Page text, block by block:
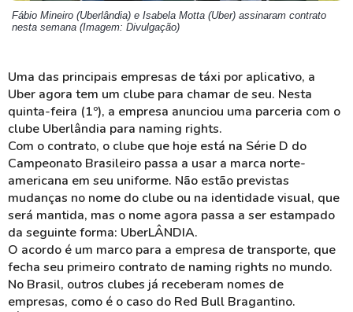
Fábio Mineiro (Uberlândia) e Isabela Motta (Uber) assinaram contrato
nesta semana (Imagem: Divulgação)
Uma das principais empresas de táxi por aplicativo, a
Uber agora tem um clube para chamar de seu. Nesta
quinta-feira (1º), a empresa anunciou uma parceria com o
clube Uberlândia para naming rights.
Com o contrato, o clube que hoje está na Série D do
Campeonato Brasileiro passa a usar a marca norte-
americana em seu uniforme. Não estão previstas
mudanças no nome do clube ou na identidade visual, que
será mantida, mas o nome agora passa a ser estampado
da seguinte forma: UberLÂNDIA.
O acordo é um marco para a empresa de transporte, que
fecha seu primeiro contrato de naming rights no mundo.
No Brasil, outros clubes já receberam nomes de
empresas, como é o caso do Red Bull Bragantino.